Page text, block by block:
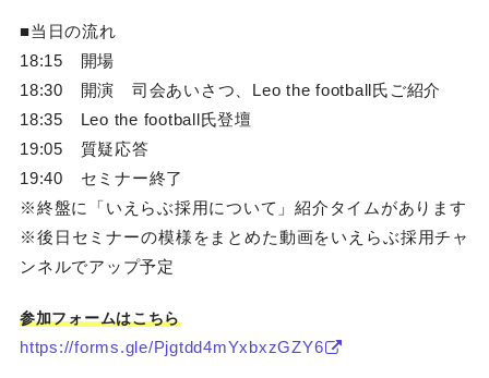
■当日の流れ
18:15 開場
18:30 開演 司会あいさつ、Leo the football氏ご紹介
18:35 Leo the football氏登壇
19:05 質疑応答
19:40 セミナー終了
※終盤に「いえらぶ採用について」紹介タイムがあります
※後日セミナーの模様をまとめた動画をいえらぶ採用チャ
ンネルでアップ予定
参加フォームはこちら
https://forms.gle/Pjgtdd4mYxbxzGZY6